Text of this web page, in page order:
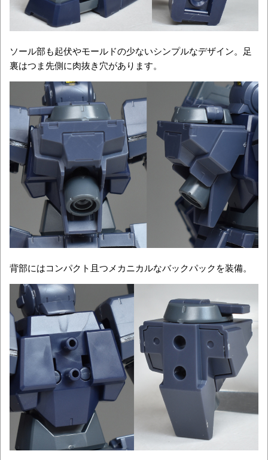
ソール部も起伏やモールドの少ないシンプルなデザイン。足
裏はつま先側に肉抜き穴があります。
背部にはコンパクト且つメカニカルなバックパックを装備。